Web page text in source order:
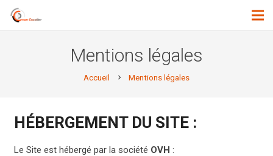
Mentions légales
Accueil chevron_right Mentions légales
HÉBERGEMENT DU SITE :
Le Site est hébergé par la société OVH :